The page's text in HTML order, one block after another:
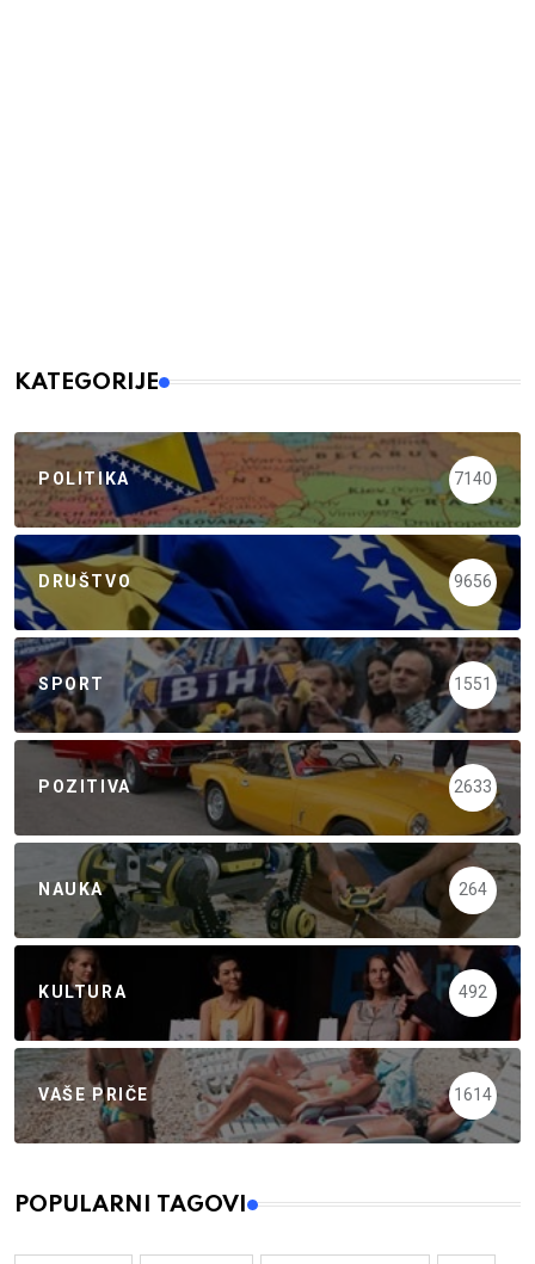
KATEGORIJE
POLITIKA 7140
DRUŠTVO 9656
SPORT 1551
POZITIVA 2633
NAUKA 264
KULTURA 492
VAŠE PRIČE 1614
POPULARNI TAGOVI